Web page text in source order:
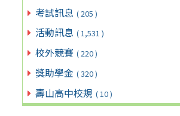
考試訊息 ( 205 )
活動訊息 ( 1,531 )
校外競賽 ( 220 )
獎助學金 ( 320 )
壽山高中校規 ( 10 )